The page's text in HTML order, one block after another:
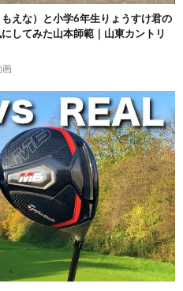
えな）と小学6年生りょうすけ君の
してみた山本師範｜山東カントリ
画